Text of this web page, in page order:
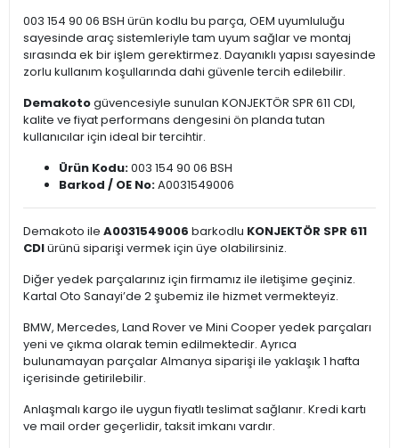
003 154 90 06 BSH ürün kodlu bu parça, OEM uyumluluğu
sayesinde araç sistemleriyle tam uyum sağlar ve montaj
sırasında ek bir işlem gerektirmez. Dayanıklı yapısı sayesinde
zorlu kullanım koşullarında dahi güvenle tercih edilebilir.
Demakotogüvencesiyle sunulan KONJEKTÖR SPR 611 CDI,
kalite ve fiyat performans dengesini ön planda tutan
kullanıcılar için ideal bir tercihtir.
Ürün Kodu:003 154 90 06 BSH
Barkod / OE No:A0031549006
Demakoto ile A0031549006 barkodlu KONJEKTÖR SPR 611
CDIürünü siparişi vermek için üye olabilirsiniz.
Diğer yedek parçalarınız için firmamız ile iletişime geçiniz.
Kartal Oto Sanayi’de 2 şubemiz ile hizmet vermekteyiz.
BMW, Mercedes, Land Rover ve Mini Cooper yedek parçaları
yeni ve çıkma olarak temin edilmektedir. Ayrıca
bulunamayan parçalar Almanya siparişi ile yaklaşık 1 hafta
içerisinde getirilebilir.
Anlaşmalı kargo ile uygun fiyatlı teslimat sağlanır. Kredi kartı
ve mail order geçerlidir, taksit imkanı vardır.